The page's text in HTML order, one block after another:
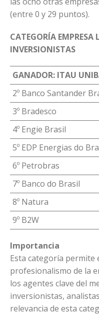
(entre 0 y 29 puntos).
CATEGORÍA EMPRESA
INVERSIONISTAS
GANADOR: ITAU
2º Banco Santander
3º Bradesco
4º Engie Brasil
5º EDP Energias do
6º Petrobras
7º Banco do Brasil
8º Natura
9º B2W
Importancia
Esta categoría permite
profesionalismo de la
los agentes clave del
inversionistas,
relevancia de esta